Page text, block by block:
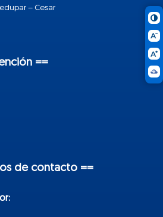
– Cesar
==
de contacto ==